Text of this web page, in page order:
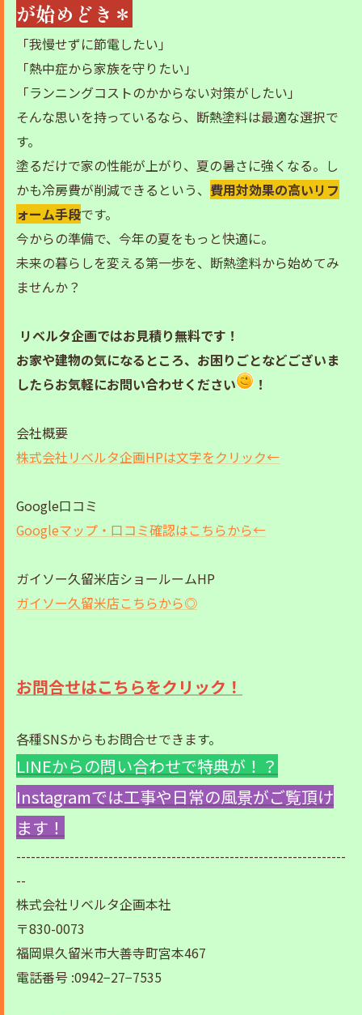
が始めどき＊
「我慢せずに節電したい」
「熱中症から家族を守りたい」
「ランニングコストのかからない対策がしたい」
そんな思いを持っているなら、断熱塗料は最適な選択で
す。
塗るだけで家の性能が上がり、夏の暑さに強くなる。し
かも冷房費が削減できるという、 費用対効果の高いリフ
ォーム手段です。
今からの準備で、今年の夏をもっと快適に。
未来の暮らしを変える第一歩を、断熱塗料から始めてみ
ませんか？
リベルタ企画ではお見積り無料です！
お家や建物の気になるところ、お困りごとなどございま
したらお気軽にお問い合わせください
！
会社概要
株式会社リベルタ企画HPは文字をクリック←
Google口コミ
Googleマップ・口コミ確認はこちらから←
ガイソー久留米店ショールームHP
ガイソー久留米店こちらから◎
お問合せはこちらをクリック！
各種SNSからもお問合せできます。
LINEからの問い合わせで特典が！？
Instagramでは工事や日常の風景がご覧頂け
ます！
--------------------------------------------------------------------
--
株式会社リベルタ企画本社
〒830-0073
福岡県久留米市大善寺町宮本467
電話番号 :0942−27−7535